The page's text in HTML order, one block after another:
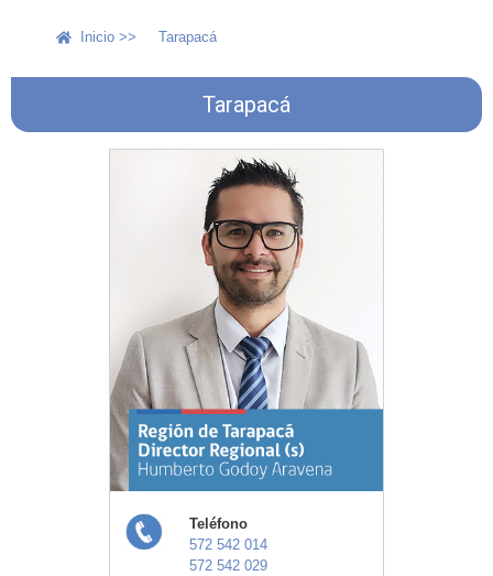
Inicio >> Tarapacá
Tarapacá
Teléfono
572 542 014
572 542 029